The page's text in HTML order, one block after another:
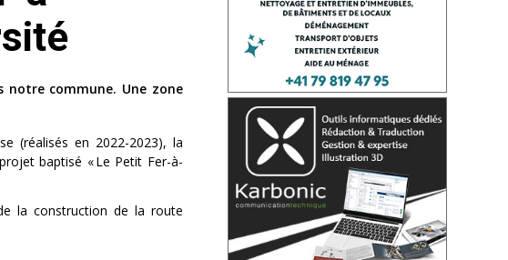
notre commune. Une zone
(réalisés en 2022-2023), la
baptisé « Le Petit Fer-à-
la construction de la route